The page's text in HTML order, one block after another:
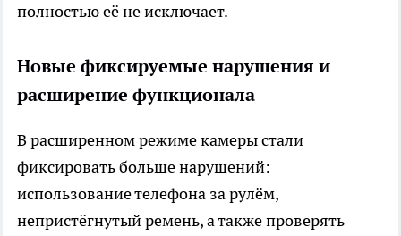
полностью её не исключает.
Новые фиксируемые нарушения и
расширение функционала
В расширенном режиме камеры стали
фиксировать больше нарушений:
использование телефона за рулём,
непристёгнутый ремень, а также проверять